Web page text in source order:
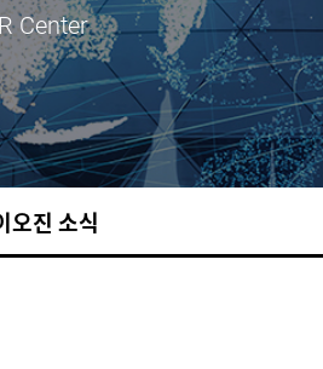
Center
오진 소식